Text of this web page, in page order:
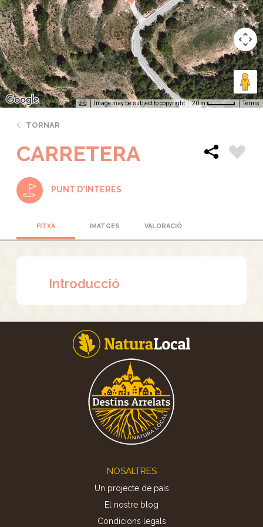
Image may be subject to copyright 20 m Terms
TORNAR
CARRETERA
PUNT D'INTERÈS
FITXA IMATGES VALORACIÓ
Introducció
NOSALTRES
Un projecte de país
El nostre blog
Condicions legals